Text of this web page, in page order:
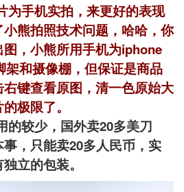
为手机实拍，来更好的表现
熊拍照技术问题，哈哈，你
，小熊所用手机为iphone
架和摄像棚，但保证是商品
键查看原图，清一色原始大
极限了。
较少，国外卖20多美刀
，只能卖20多人民币，实
立的包装。